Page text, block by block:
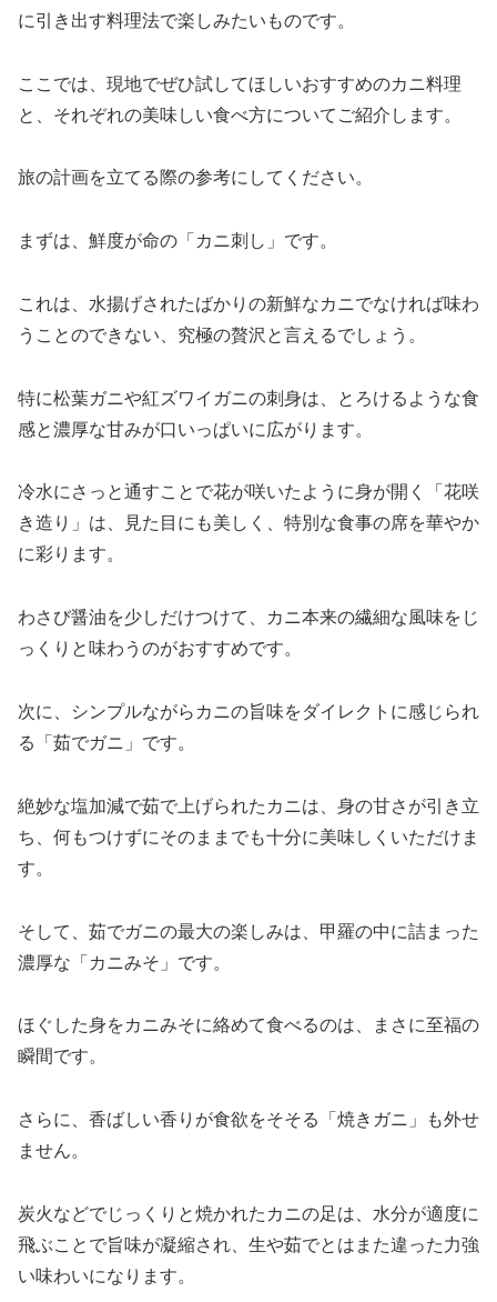
に引き出す料理法で楽しみたいものです。
ここでは、現地でぜひ試してほしいおすすめのカニ料理
と、それぞれの美味しい食べ方についてご紹介します。
旅の計画を立てる際の参考にしてください。
まずは、鮮度が命の「カニ刺し」です。
これは、水揚げされたばかりの新鮮なカニでなければ味わ
うことのできない、究極の贅沢と言えるでしょう。
特に松葉ガニや紅ズワイガニの刺身は、とろけるような食
感と濃厚な甘みが口いっぱいに広がります。
冷水にさっと通すことで花が咲いたように身が開く「花咲
き造り」は、見た目にも美しく、特別な食事の席を華やか
に彩ります。
わさび醤油を少しだけつけて、カニ本来の繊細な風味をじ
っくりと味わうのがおすすめです。
次に、シンプルながらカニの旨味をダイレクトに感じられ
る「茹でガニ」です。
絶妙な塩加減で茹で上げられたカニは、身の甘さが引き立
ち、何もつけずにそのままでも十分に美味しくいただけま
す。
そして、茹でガニの最大の楽しみは、甲羅の中に詰まった
濃厚な「カニみそ」です。
ほぐした身をカニみそに絡めて食べるのは、まさに至福の
瞬間です。
さらに、香ばしい香りが食欲をそそる「焼きガニ」も外せ
ません。
炭火などでじっくりと焼かれたカニの足は、水分が適度に
飛ぶことで旨味が凝縮され、生や茹でとはまた違った力強
い味わいになります。